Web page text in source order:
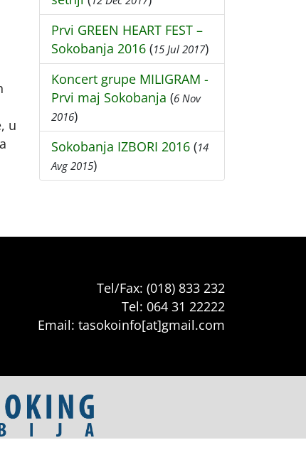
u
Prvi GREEN HEART FEST –
Sokobanja 2016 (15 Jul 2017)
Koncert grupe MILIGRAM -
Prvi maj Sokobanja (6 Nov
2016)
Sokobanja IZBORI 2016 (14
Avg 2015)
Tel/Fax: (018) 833 232
Tel: 064 31 22222
Email: tasokoinfo[at]gmail.com